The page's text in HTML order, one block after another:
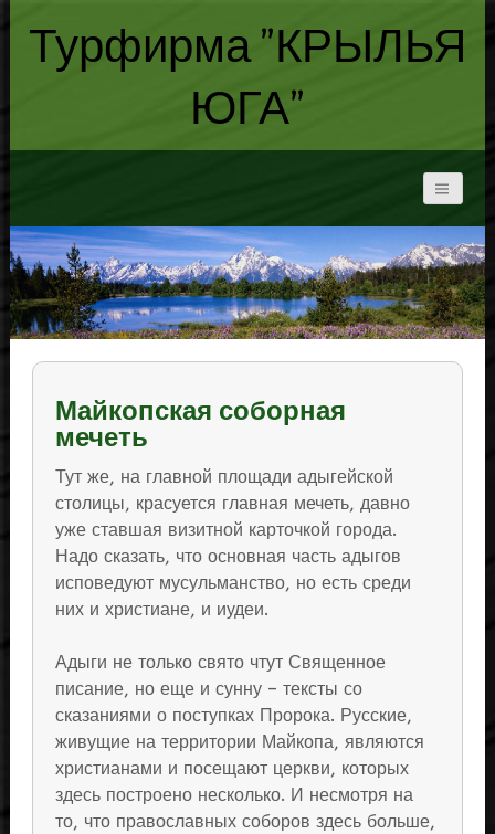
Турфирма "КРЫЛЬЯ
ЮГА"
Майкопская соборная
мечеть
Тут же, на главной площади адыгейской
столицы, красуется главная мечеть, давно
уже ставшая визитной карточкой города.
Надо сказать, что основная часть адыгов
исповедуют мусульманство, но есть среди
них и христиане, и иудеи.
Адыги не только свято чтут Священное
писание, но еще и сунну – тексты со
сказаниями о поступках Пророка. Русские,
живущие на территории Майкопа, являются
христианами и посещают церкви, которых
здесь построено несколько. И несмотря на
то, что православных соборов здесь больше,